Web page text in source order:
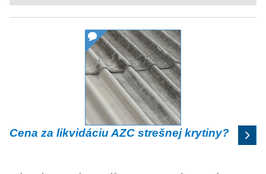
Cena za likvidáciu AZC strešnej krytiny?